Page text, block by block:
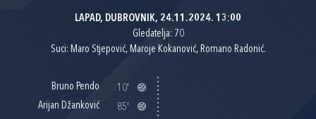
LAPAD, DUBROVNIK, 24.11.2024. 13:00
Gledatelja: 70
Suci: Maro Stjepović, Maroje Kokanović, Romano Radonić.
Bruno Pendo
10'
Arijan Džanković
85'